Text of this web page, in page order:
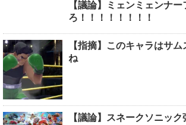
【議論】ミェンミェンナ
ろ！！！！！！！！
【指摘】このキャラはサ
ね
【議論】スネークソニッ